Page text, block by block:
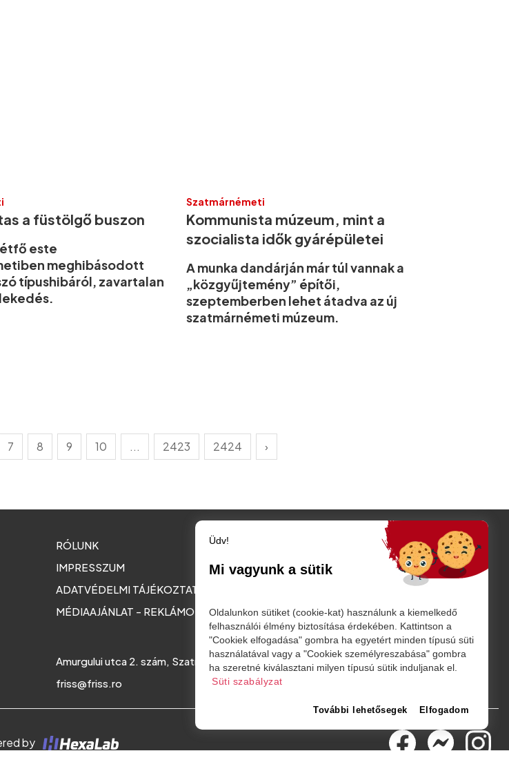
a füstölgő buszon
este
meghibásodott
típushibáról, zavartalan
Szatmárnémeti
Kommunista múzeum, mint a
szocialista idők gyárépületei
A munka dandárján már túl vannak a
„közgyűjtemény” építői,
szeptemberben lehet átadva az új
szatmárnémeti múzeum.
7 8 9 10 ... 2423 2424 ›
Szatmár megye
Szatmárnémeti
Nagykároly
Belföld
Külföld
Sport
RÓLUNK
IMPRESSZUM
ADATVÉDELMI TÁJÉKOZTATÓ
MÉDIAAJÁNLAT - REKLÁMOK
Amurgului utca 2. szám, Szatmárnémeti
friss@friss.ro
by
Üdv!
Mi vagyunk a sütik
Oldalunkon sütiket (cookie-kat) használunk a kiemelkedő
felhasználói élmény biztosítása érdekében. Kattintson a
"Cookiek elfogadása" gombra ha egyetért minden típusú süti
használatával vagy a "Cookiek személyreszabása" gombra
ha szeretné kiválasztani milyen típusú sütik induljanak el.
Süti szabályzat
További lehetősegek Elfogadom